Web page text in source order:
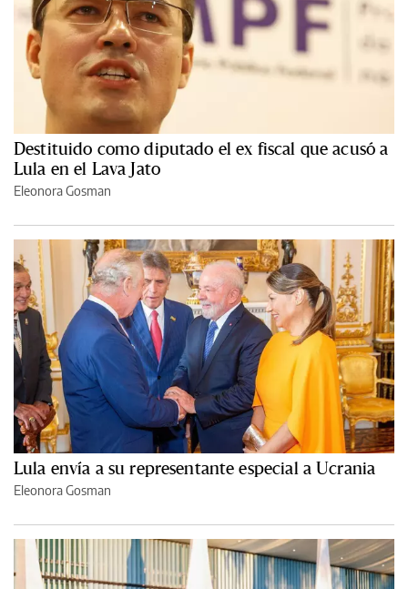
Destituido como diputado el ex fiscal que acusó a
Lula en el Lava Jato
Eleonora Gosman
Lula envía a su representante especial a Ucrania
Eleonora Gosman